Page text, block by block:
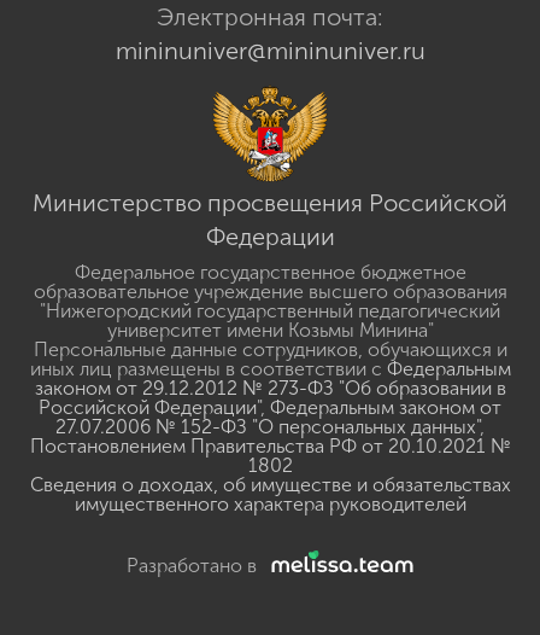
Электронная почта:
mininuniver@mininuniver.ru
Министерство просвещения Российской
Федерации
Федеральное государственное бюджетное
образовательное учреждение высшего образования
"Нижегородский государственный педагогический
университет имени Козьмы Минина"
Персональные данные сотрудников, обучающихся и
иных лиц размещены в соответствии с Федеральным
законом от 29.12.2012 № 273-ФЗ "Об образовании в
Российской Федерации", Федеральным законом от
27.07.2006 № 152-ФЗ "О персональных данных",
Постановлением Правительства РФ от 20.10.2021 №
1802
Сведения о доходах, об имуществе и обязательствах
имущественного характера руководителей
Разработано в